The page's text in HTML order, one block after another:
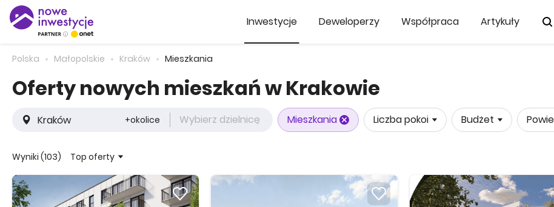
Inwestycje Deweloperzy Współpraca Artykuły
Polska Małopolskie Kraków Mieszkania
Oferty nowych mieszkań w Krakowie
+okolice Wybierz dzielnicę Mieszkania Liczba pokoi Budżet
Wyniki (103) Top oferty